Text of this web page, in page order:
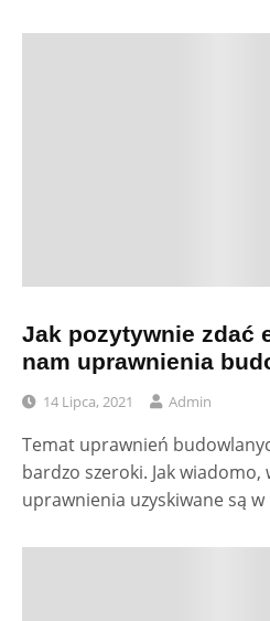
Jak pozytywnie zdać
nam uprawnienia
14 Lipca, 2021 Admin
Temat uprawnień
bardzo szeroki. Jak
uprawnienia uzyskiwane są w